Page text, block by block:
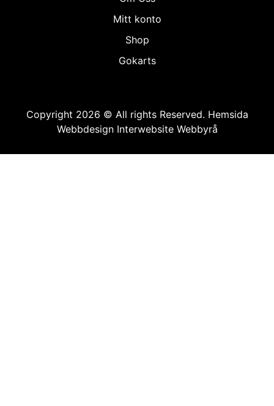
Mitt konto
Shop
Gokarts
Copyright 2026 © All rights Reserved. Hemsida
Webbdesign Interwebsite Webbyrå